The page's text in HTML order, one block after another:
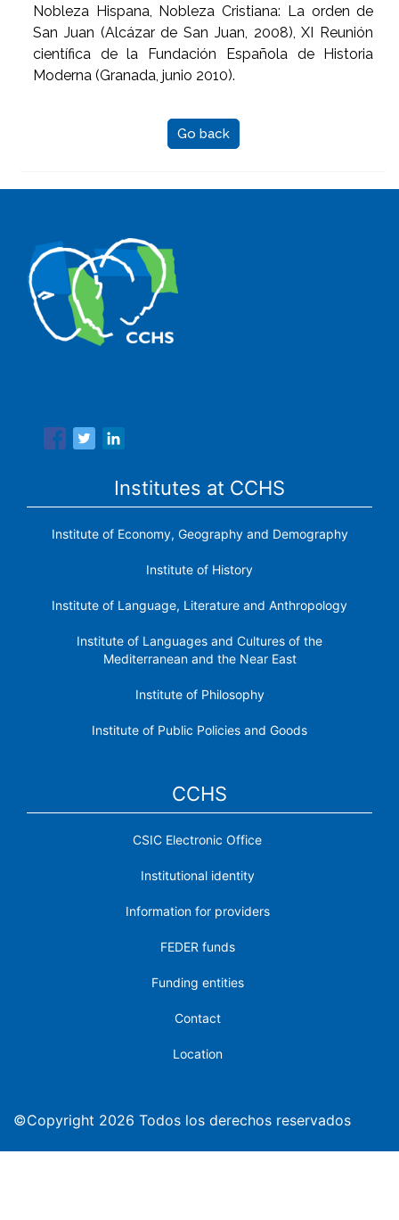
Nobleza Hispana, Nobleza Cristiana: La orden de
San Juan (Alcázar de San Juan, 2008), XI Reunión
científica de la Fundación Española de Historia
Moderna (Granada, junio 2010).
Go back
Institutes at CCHS
Institute of Economy, Geography and Demography
Institute of History
Institute of Language, Literature and Anthropology
Institute of Languages ​​and Cultures of the
Mediterranean and the Near East
Institute of Philosophy
Institute of Public Policies and Goods
CCHS
CSIC Electronic Office
Institutional identity
Information for providers
FEDER funds
Funding entities
Contact
Location
©Copyright 2026 Todos los derechos reservados